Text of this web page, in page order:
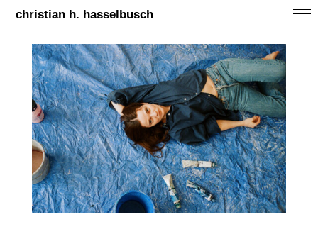
christian h. hasselbusch